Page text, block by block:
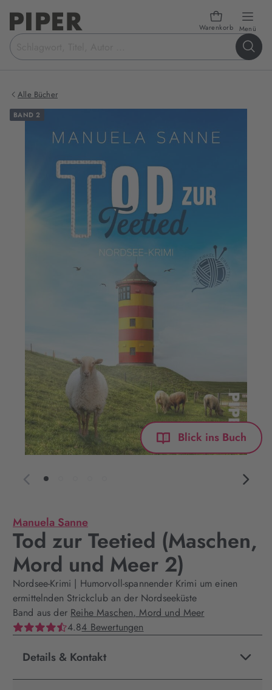
Warenkorb Menü
Suchbegriff
eingeben
Alle Bücher
BAND 2
Blick ins Buch
Produktbilder
Manuela Sanne
Tod zur Teetied (Maschen,
Mord und Meer 2)
Nordsee-Krimi | Humorvoll-spannender Krimi um einen
ermittelnden Strickclub an der Nordseeküste
Band aus der Reihe Maschen, Mord und Meer
4.84 Bewertungen
Details & Kontakt